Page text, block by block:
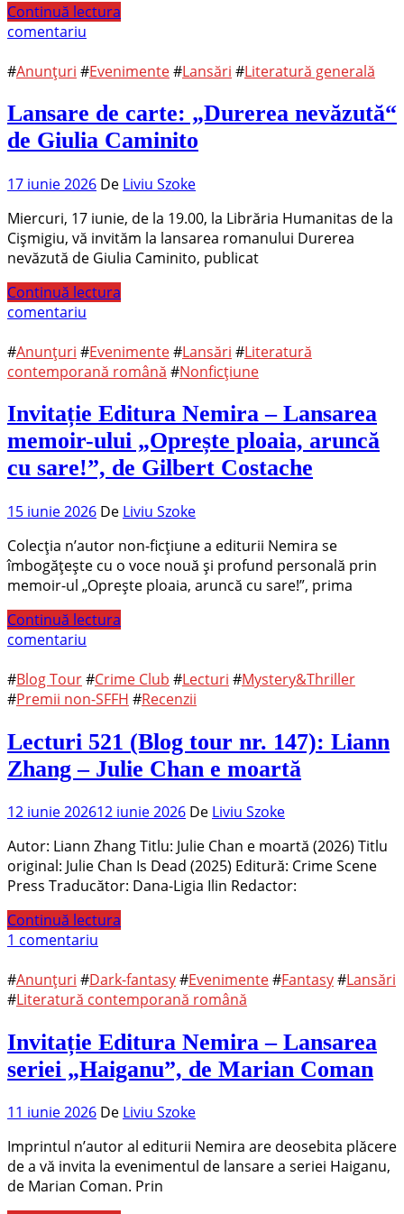
Continuă lectura
comentariu
#Anunțuri #Evenimente#Lansări #Literatură generală
Lansare de carte: „Durerea nevăzută“
de Giulia Caminito
17 iunie 2026 De Liviu Szoke
Miercuri, 17 iunie, de la 19.00, la Librăria Humanitas de la
Cișmigiu, vă invităm la lansarea romanului Durerea
nevăzută de Giulia Caminito, publicat
Continuă lectura
comentariu
#Anunțuri #Evenimente#Lansări #Literatură
contemporană română #Nonficțiune
Invitație Editura Nemira – Lansarea
memoir-ului „Oprește ploaia, aruncă
cu sare!”, de Gilbert Costache
15 iunie 2026 De Liviu Szoke
Colecția n’autor non-ficțiune a editurii Nemira se
îmbogățește cu o voce nouă și profund personală prin
memoir-ul „Oprește ploaia, aruncă cu sare!”, prima
Continuă lectura
comentariu
#Blog Tour#Crime Club #Lecturi #Mystery&Thriller
#Premii non-SFFH #Recenzii
Lecturi 521 (Blog tour nr. 147): Liann
Zhang – Julie Chan e moartă
12 iunie 202612 iunie 2026 De Liviu Szoke
Autor: Liann Zhang Titlu: Julie Chan e moartă (2026) Titlu
original: Julie Chan Is Dead (2025) Editură: Crime Scene
Press Traducător: Dana-Ligia Ilin Redactor:
Continuă lectura
1 comentariu
#Anunțuri #Dark-fantasy#Evenimente#Fantasy#Lansări
#Literatură contemporană română
Invitație Editura Nemira – Lansarea
seriei „Haiganu”, de Marian Coman
11 iunie 2026 De Liviu Szoke
Imprintul n’autor al editurii Nemira are deosebita plăcere
de a vă invita la evenimentul de lansare a seriei Haiganu,
de Marian Coman. Prin